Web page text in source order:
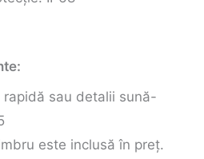
rapidă sau detalii sună-
este inclusă în preț.